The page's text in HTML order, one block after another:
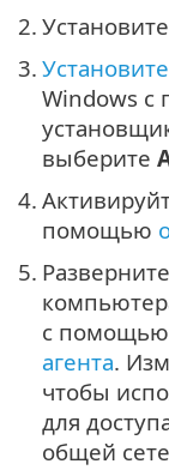
2.
3. Установите
Windows
выберите
4.
помощью
5.
с помощью
агента.
чтобы
для
общей